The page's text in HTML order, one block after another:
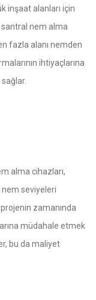
inşaat alanları için
santral nem alma
fazla alanı nemden
ihtiyaçlarına
alma cihazları,
nem seviyeleri
zamanında
müdahale etmek
bu da maliyet